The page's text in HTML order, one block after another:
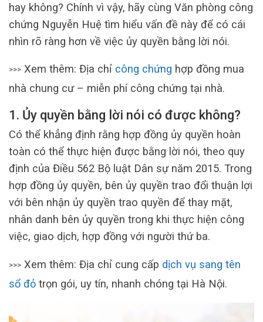
hay không? Chính vì vậy, hãy cùng Văn phòng công
chứng Nguyễn Huệ tìm hiểu vấn đề này để có cái
nhìn rõ ràng hơn về việc ủy ​​quyền bằng lời nói.
>>> Xem thêm: Địa chỉ công chứng hợp đồng mua
nhà chung cư – miễn phí công chứng tại nhà.
1. Ủy quyền bằng lời nói có được không?
Có thể khẳng định rằng hợp đồng ủy quyền hoàn
toàn có thể thực hiện được bằng lời nói, theo quy
định của Điều 562 Bộ luật Dân sự năm 2015. Trong
hợp đồng ủy quyền, bên ủy quyền trao đổi thuận lợi
với bên nhận ủy quyền trao quyền để thay mặt,
nhân danh bên ủy quyền trong khi thực hiện công
việc, giao dịch, hợp đồng với người thứ ba.
>>> Xem thêm: Địa chỉ cung cấp dịch vụ sang tên
sổ đỏ trọn gói, uy tín, nhanh chóng tại Hà Nội.